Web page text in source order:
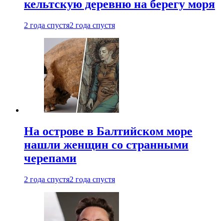
кельтскую деревню на берегу моря
2 года спустя2 года спустя
На острове в Балтийском море
нашли женщин со странными
черепами
2 года спустя2 года спустя